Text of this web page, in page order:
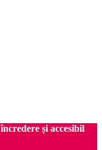
și accesibil